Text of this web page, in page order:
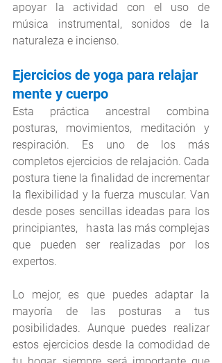
apoyar la actividad con el uso de
música instrumental, sonidos de la
naturaleza e incienso.
Ejercicios de yoga para relajar
mente y cuerpo
Esta práctica ancestral combina
posturas, movimientos, meditación y
respiración. Es uno de los más
completos ejercicios de relajación. Cada
postura tiene la finalidad de incrementar
la flexibilidad y la fuerza muscular. Van
desde poses sencillas ideadas para los
principiantes,   hasta las más complejas
que pueden ser realizadas por los
expertos.
Lo mejor, es que puedes adaptar la
mayoría de las posturas a tus
posibilidades. Aunque puedes realizar
estos ejercicios desde la comodidad de